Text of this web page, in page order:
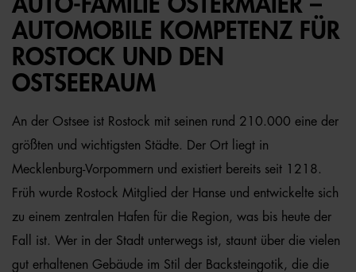
AUTO-FAMILIE OSTERMAIER –
AUTOMOBILE KOMPETENZ FÜR
ROSTOCK UND DEN
OSTSEERAUM
An der Ostsee ist Rostock mit seinen rund 210.000 eine der
größten und wichtigsten Städte. Der Ort liegt in
Mecklenburg-Vorpommern und existiert bereits seit 1218.
Früh wurde Rostock Mitglied der Hanse und entwickelte sich
zu einem zentralen Hafen für die Region, was bis heute der
Fall ist. Wer in der Stadt unterwegs ist, staunt über die vielen
gut erhaltenen Gebäude im Stil der Backsteingotik, die die